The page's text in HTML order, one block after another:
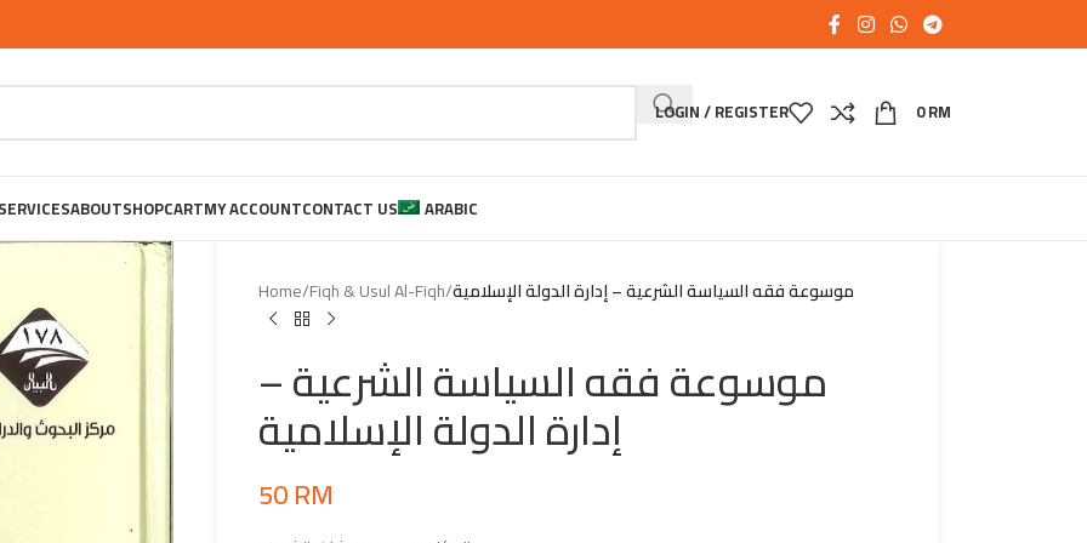
LOGIN / REGISTER 0RM
ABOUTSHOPCARTMY ACCOUNTCONTACT US ARABIC
Home/Fiqh & Usul Al-Fiqh/موسوعة فقه السياسة الشرعية – إدارة الدولة الإسلامية
موسوعة فقه السياسة الشرعية –
إدارة الدولة الإسلامية
50RM